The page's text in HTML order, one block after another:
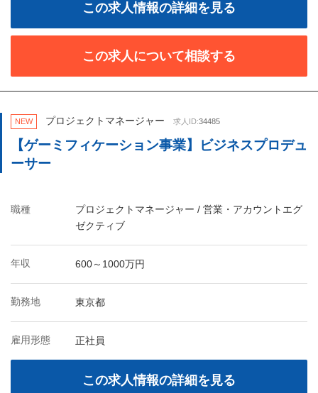
この求人情報の詳細を見る
この求人について相談する
NEW プロジェクトマネージャー 求人ID:34485
【ゲーミフィケーション事業】ビジネスプロデュ
ーサー
職種
プロジェクトマネージャー / 営業・アカウントエグ
ゼクティブ
年収 600～1000万円
勤務地 東京都
雇用形態 正社員
この求人情報の詳細を見る